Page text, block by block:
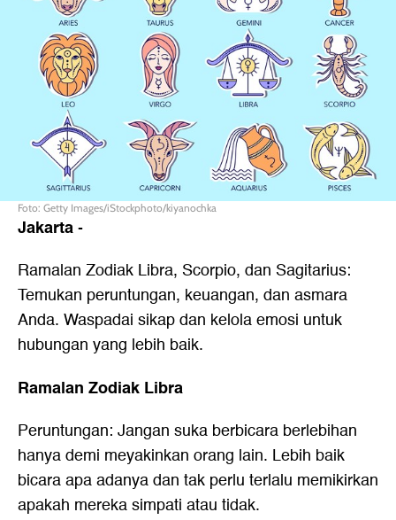
Foto: Getty Images/iStockphoto/kiyanochka
Jakarta-
Ramalan Zodiak Libra, Scorpio, dan Sagitarius:
Temukan peruntungan, keuangan, dan asmara
Anda. Waspadai sikap dan kelola emosi untuk
hubungan yang lebih baik.
Ramalan Zodiak Libra
Peruntungan: Jangan suka berbicara berlebihan
hanya demi meyakinkan orang lain. Lebih baik
bicara apa adanya dan tak perlu terlalu memikirkan
apakah mereka simpati atau tidak.